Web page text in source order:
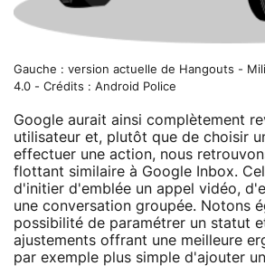
Gauche : version actuelle de Hangouts -
4.0 - Crédits : Android Police
Google aurait ainsi complètement
utilisateur et, plutôt que de choisir
effectuer une action, nous
flottant similaire à Google Inbox.
d'initier d'emblée un appel vidéo,
une conversation groupée. Notons
possibilité de paramétrer un statut
ajustements offrant une meilleure
par exemple plus simple d'ajouter